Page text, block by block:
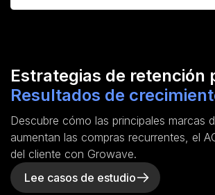
Estrategias de retención
Resultados de
Descubre cómo las principales marcas
aumentan las compras recurrentes, el
del cliente con Growave.
Lee casos de estudio